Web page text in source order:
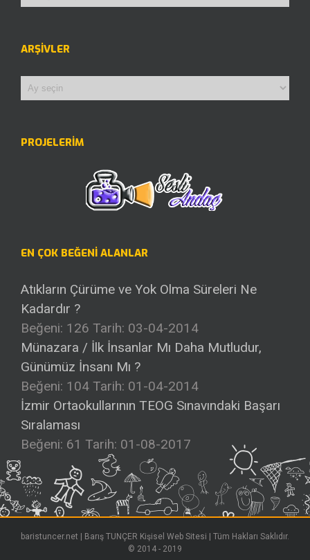
ARŞIVLER
Arşivler
PROJELERİM
EN ÇOK BEĞENI ALANLAR
Atıkların Çürüme ve Yok Olma Süreleri Ne
Kadardır ?
Beğeni: 126 Tarih: 03-04-2014
Münazara / İlk İnsanlar Mı Daha Mutludur,
Günümüz İnsanı Mı ?
Beğeni: 104 Tarih: 01-04-2014
İzmir Ortaokullarının TEOG Sınavındaki Başarı
Sıralaması
Beğeni: 61 Tarih: 01-08-2017
baristuncer.net | Barış TUNÇER Kişisel Web Sitesi | Tüm Hakları Saklıdır.
© 2014 - 2019